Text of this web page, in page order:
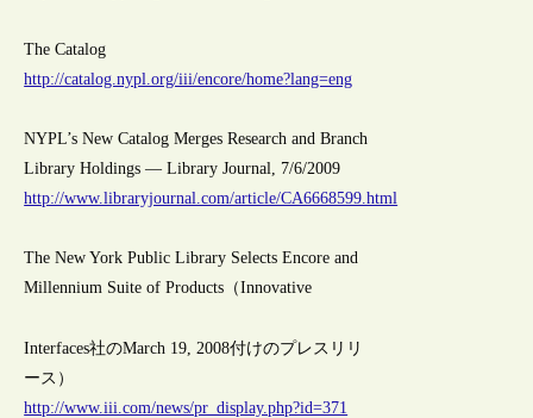
The Catalog
http://catalog.nypl.org/iii/encore/home?lang=eng
NYPL’s New Catalog Merges Research and Branch
Library Holdings — Library Journal, 7/6/2009
http://www.libraryjournal.com/article/CA6668599.html
The New York Public Library Selects Encore and
Millennium Suite of Products（Innovative
Interfaces社のMarch 19, 2008付けのプレスリリ
ース）
http://www.iii.com/news/pr_display.php?id=371